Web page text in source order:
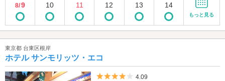
8/9 10 11 12 13 14
もっと見る
東京都 台東区根岸
ホテル サンモリッツ・エコ
5つ星のうち4
4.09